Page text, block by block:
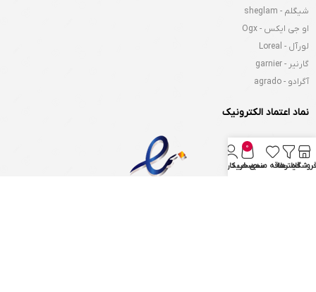
شیگلم - sheglam
او جی ایکس - Ogx
لورآل - Loreal
گارنیر - garnier
آگرادو - agrado
نماد اعتماد الکترونیک
فروشگاهفیلترهاعلاقه مندی
0
سبد خرید
حساب کاربری من